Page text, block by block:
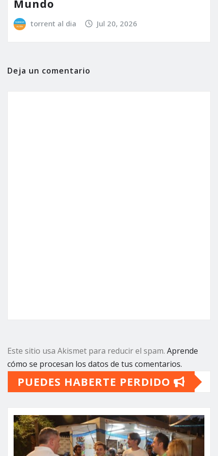
Mundo
torrent al dia Jul 20, 2026
Deja un comentario
Este sitio usa Akismet para reducir el spam. Aprende
cómo se procesan los datos de tus comentarios.
PUEDES HABERTE PERDIDO